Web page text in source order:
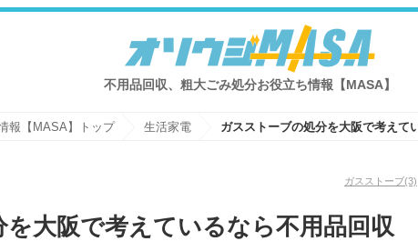
不用品回収、粗大ごみ処分お役立ち情報【MASA】
報【MASA】トップ 生活家電
ガスストーブ(3)
大阪で考えているなら不用品回収